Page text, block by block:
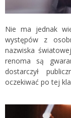
Nie ma jednak
występów z
nazwiska
renoma są
dostarczył
oczekiwać po tej